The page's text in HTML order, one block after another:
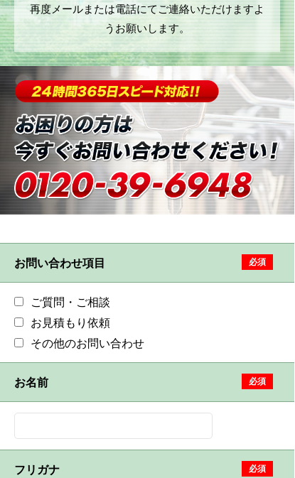
再度メールまたは電話にてご連絡いただけますよ
うお願いします。
必須
お問い合わせ項目
ご質問・ご相談
お見積もり依頼
その他のお問い合わせ
必須
お名前
必須
フリガナ